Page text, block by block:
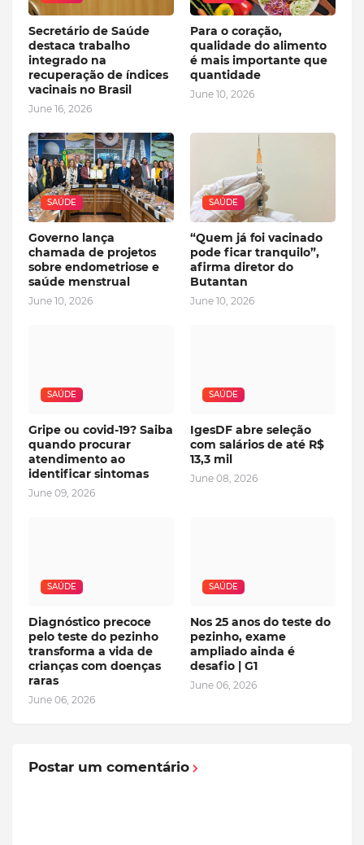
Secretário de Saúde
destaca trabalho
integrado na
recuperação de índices
vacinais no Brasil
June 16, 2026
Para o coração,
qualidade do alimento
é mais importante que
quantidade
June 10, 2026
SAÚDE
Governo lança
chamada de projetos
sobre endometriose e
saúde menstrual
June 10, 2026
SAÚDE
“Quem já foi vacinado
pode ficar tranquilo”,
afirma diretor do
Butantan
June 10, 2026
SAÚDE
Gripe ou covid-19? Saiba
quando procurar
atendimento ao
identificar sintomas
June 09, 2026
SAÚDE
IgesDF abre seleção
com salários de até R$
13,3 mil
June 08, 2026
SAÚDE
Diagnóstico precoce
pelo teste do pezinho
transforma a vida de
crianças com doenças
raras
June 06, 2026
SAÚDE
Nos 25 anos do teste do
pezinho, exame
ampliado ainda é
desafio | G1
June 06, 2026
Postar um comentário